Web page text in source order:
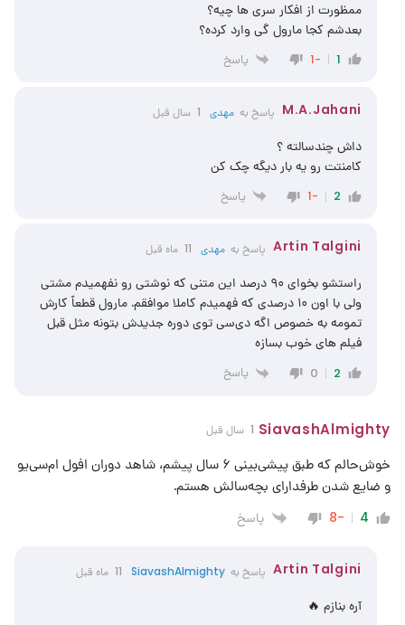
ممظورت از افکار سری ها چیه؟
بعدشم کجا مارول گی وارد کرده؟
1
-1 پاسخ
M.A.Jahani پاسخ به مهدی 1 سال قبل
داش چندسالته ؟
کامنتت رو یه بار دیگه چک کن
2
-1 پاسخ
Artin Talgini پاسخ بهمهدی 11 ماه قبل
راستشو بخوای ۹۰ درصد این متنی که نوشتی رو نفهمیدم مشتی
ولی با اون ۱۰ درصدی که فهمیدم کاملا موافقم. مارول قطعاً کارش
تمومه به خصوص اگه دی‌سی توی دوره جدیدش بتونه مثل قبل
فیلم های خوب بسازه
2
0 پاسخ
SiavashAlmighty 1 سال قبل
خوش‌حالم که طبق پیشی‌بینی ۶ سال پیشم، شاهد دوران افول ام‌سی‌یو
و ضایع شدن طرفدارای بچه‌سالش هستم.
4
-8 پاسخ
Artin Talgini پاسخ بهSiavashAlmighty 11 ماه قبل
آره بنازم 🔥